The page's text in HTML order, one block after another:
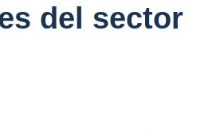
del sector